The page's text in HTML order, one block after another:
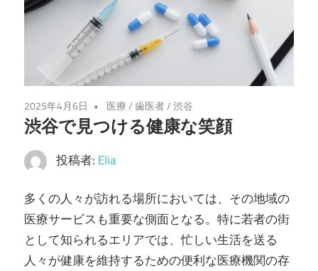
歯
科
未
来
を
明
る
く。
2025年4月6日 医療/歯医者/渋谷
渋谷で見つける健康な笑顔
投稿者: Elia
多くの人々が訪れる場所においては、その地域の
医療サービスも重要な側面となる。 特に若者の街
として知られるエリアでは、忙しい生活を送る
人々が健康を維持するための便利な医療機関の存